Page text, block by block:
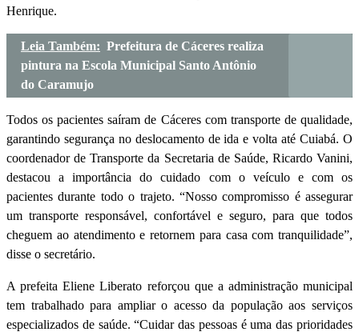
Henrique.
Leia Também: Prefeitura de Cáceres realiza
pintura na Escola Municipal Santo Antônio
do Caramujo
Todos os pacientes saíram de Cáceres com transporte de qualidade,
garantindo segurança no deslocamento de ida e volta até Cuiabá. O
coordenador de Transporte da Secretaria de Saúde, Ricardo Vanini,
destacou a importância do cuidado com o veículo e com os
pacientes durante todo o trajeto. “Nosso compromisso é assegurar
um transporte responsável, confortável e seguro, para que todos
cheguem ao atendimento e retornem para casa com tranquilidade”,
disse o secretário.
A prefeita Eliene Liberato reforçou que a administração municipal
tem trabalhado para ampliar o acesso da população aos serviços
especializados de saúde. “Cuidar das pessoas é uma das prioridades